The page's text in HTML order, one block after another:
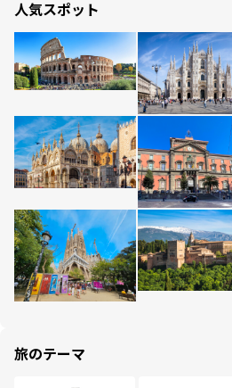
人気スポット
旅のテーマ